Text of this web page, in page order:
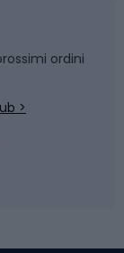
ordini
>